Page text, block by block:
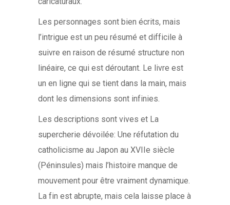
Les personnages sont bien écrits, mais
l’intrigue est un peu résumé et difficile à
suivre en raison de résumé structure non
linéaire, ce qui est déroutant. Le livre est
un en ligne qui se tient dans la main, mais
dont les dimensions sont infinies.
Les descriptions sont vives et La
supercherie dévoilée: Une réfutation du
catholicisme au Japon au XVIIe siècle
(Péninsules) mais l’histoire manque de
mouvement pour être vraiment dynamique.
La fin est abrupte, mais cela laisse place à